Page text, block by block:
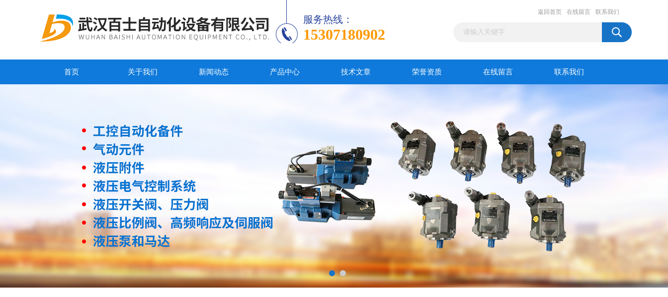
服务热线：
15307180902
返回首页 在线留言 联系我们
首页 关于我们 新闻动态 产品中心 技术文章 荣誉资质 在线留言 联系我们